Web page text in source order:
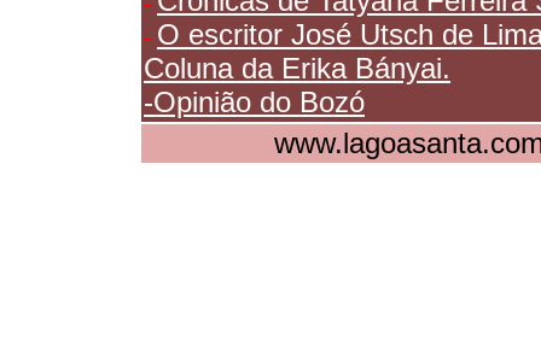
- O escritor José Utsch de
Coluna da Erika Bányai.
-Opinião do Bozó